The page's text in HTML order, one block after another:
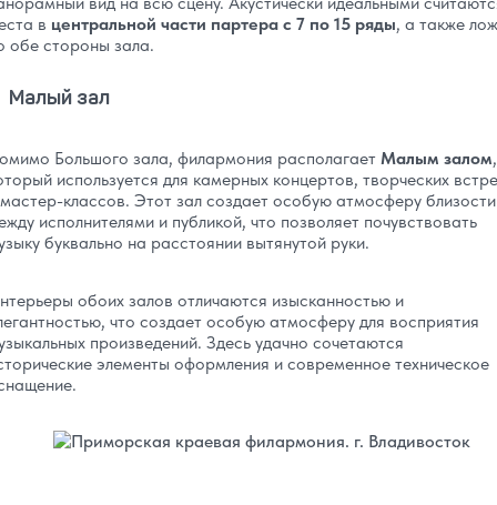
в центральной части партера с 7 по 15 ряды, а также
обе стороны зала.
Малый зал
Большого зала, филармония располагает Малым залом,
используется для камерных концертов, творческих
классов. Этот зал создает особую атмосферу близости
исполнителями и публикой, что позволяет почувствовать
буквально на расстоянии вытянутой руки.
обоих залов отличаются изысканностью и
что создает особую атмосферу для восприятия
произведений. Здесь удачно сочетаются
элементы оформления и современное техническое